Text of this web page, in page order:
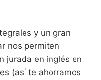
y un gran
nos permiten
jurada en inglés en
(así te ahorramos